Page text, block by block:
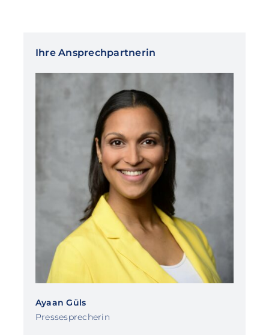
Ihre Ansprechpartnerin
Ayaan Güls
Pressesprecherin